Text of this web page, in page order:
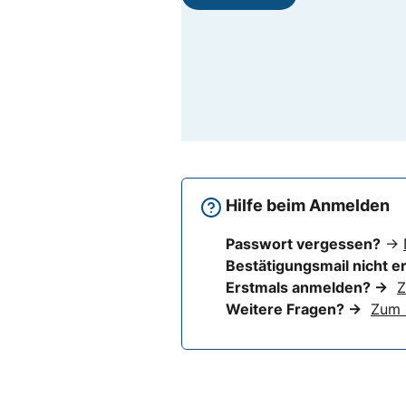
Hilfe beim Anmelden
Passwort vergessen? →
Bestätigungsmail nicht
Erstmals anmelden? →
Weitere Fragen? → Zum